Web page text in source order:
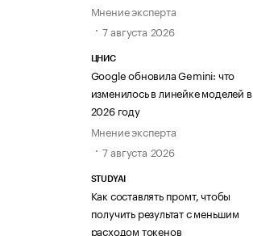
Мнение эксперта
7 августа 2026
ЦНИС
Google обновила Gemini: что
изменилось в линейке моделей в
2026 году
Мнение эксперта
7 августа 2026
STUDYAI
Как составлять промт, чтобы
получить результат с меньшим
расходом токенов